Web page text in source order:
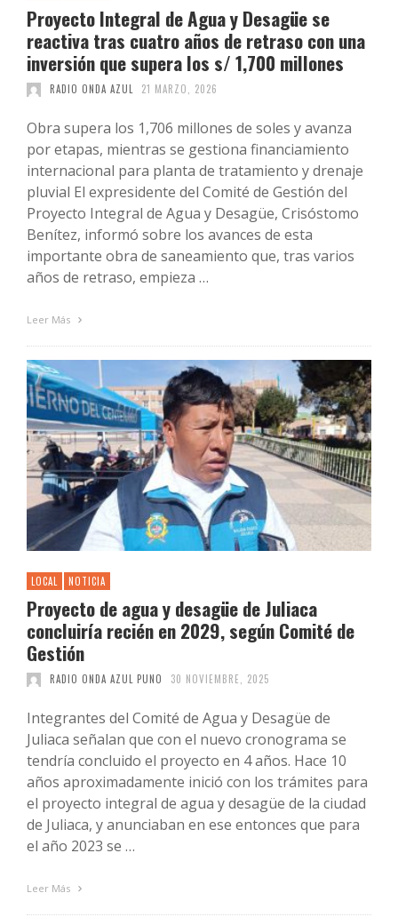
Proyecto Integral de Agua y Desagüe se
reactiva tras cuatro años de retraso con una
inversión que supera los s/ 1,700 millones
RADIO ONDA AZUL 21 MARZO, 2026
Obra supera los 1,706 millones de soles y avanza
por etapas, mientras se gestiona financiamiento
internacional para planta de tratamiento y drenaje
pluvial El expresidente del Comité de Gestión del
Proyecto Integral de Agua y Desagüe, Crisóstomo
Benítez, informó sobre los avances de esta
importante obra de saneamiento que, tras varios
años de retraso, empieza …
Leer Más
LOCAL NOTICIA
Proyecto de agua y desagüe de Juliaca
concluiría recién en 2029, según Comité de
Gestión
RADIO ONDA AZUL PUNO 30 NOVIEMBRE, 2025
Integrantes del Comité de Agua y Desagüe de
Juliaca señalan que con el nuevo cronograma se
tendría concluido el proyecto en 4 años. Hace 10
años aproximadamente inició con los trámites para
el proyecto integral de agua y desagüe de la ciudad
de Juliaca, y anunciaban en ese entonces que para
el año 2023 se …
Leer Más